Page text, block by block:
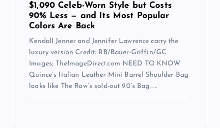
$1,090 Celeb-Worn Style but Costs
90% Less — and Its Most Popular
Colors Are Back
Kendall Jenner and Jennifer Lawrence carry the
luxury version Credit: RB/Bauer-Griffin/GC
Images; TheImageDirect.com NEED TO KNOW
Quince’s Italian Leather Mini Barrel Shoulder Bag
looks like The Row’s sold-out 90’s Bag. …